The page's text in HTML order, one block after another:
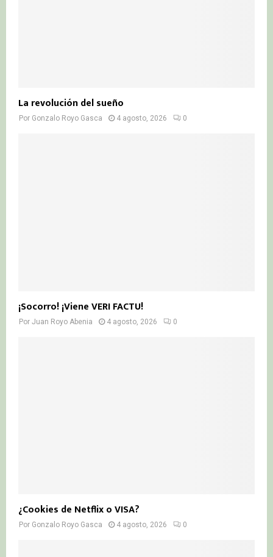
La revolución del sueño
Por Gonzalo Royo Gasca 4 agosto, 2026 0
¡Socorro! ¡Viene VERI FACTU!
Por Juan Royo Abenia 4 agosto, 2026 0
¿Cookies de Netflix o VISA?
Por Gonzalo Royo Gasca 4 agosto, 2026 0